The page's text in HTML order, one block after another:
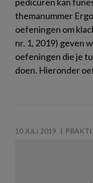
themanummer
oefeningen om
nr. 1, 2019) geven
oefeningen die je
doen. Hieronder
10 JULI 2019